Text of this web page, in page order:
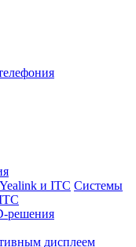
и ITC Системы
решения
дисплеем